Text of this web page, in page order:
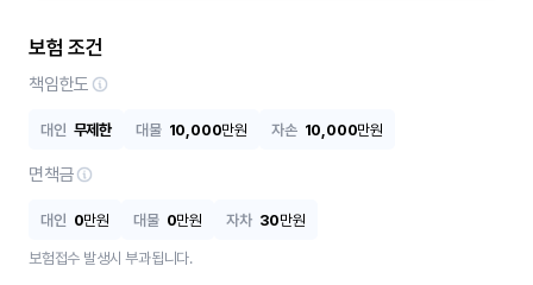
보험 조건
책임한도
대인 무제한 대물 10,000만원 자손 10,000만원
면책금
대인 0만원 대물 0만원 자차 30만원
보험접수 발생시 부과됩니다.